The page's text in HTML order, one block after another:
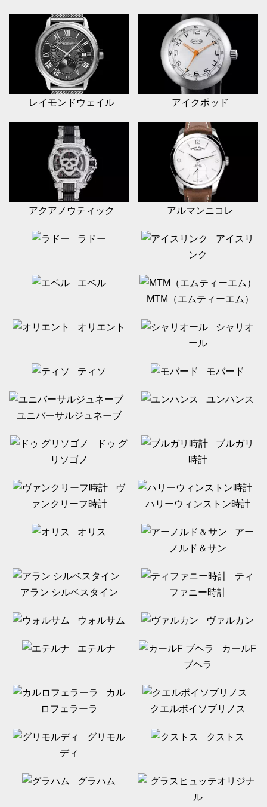
レイモンドウェイル アイクポッド
アクアノウティック アルマンニコレ
ラドー
アイスリ
ンク
エベル
MTM（エムティーエム）
オリエント
シャリオ
ール
ティソ モバード
ユニバーサルジュネーブ
ユンハンス
ドゥ グ
リソゴノ
ブルガリ
時計
ヴ
ァンクリーフ時計
ハリーウィンストン時計
オリス
アー
ノルド＆サン
アラン シルベスタイン
ティ
ファニー時計
ウォルサム ヴァルカン
エテルナ
カールF
ブヘラ
カル
ロフェラーラ
クエルボイソブリノス
グリモル
ディ
クストス
グラハム